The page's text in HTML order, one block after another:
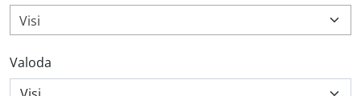
Visi
Valoda